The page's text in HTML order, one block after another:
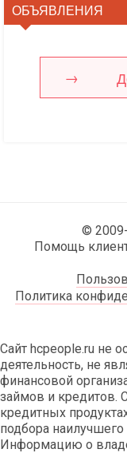
ОБЪЯВЛЕНИЯ
©
Помощь
Политика
Сайт hcpeople.ru не
деятельность, не
финансовой
займов и кредитов.
кредитных
подбора наилучшего
Информацию о